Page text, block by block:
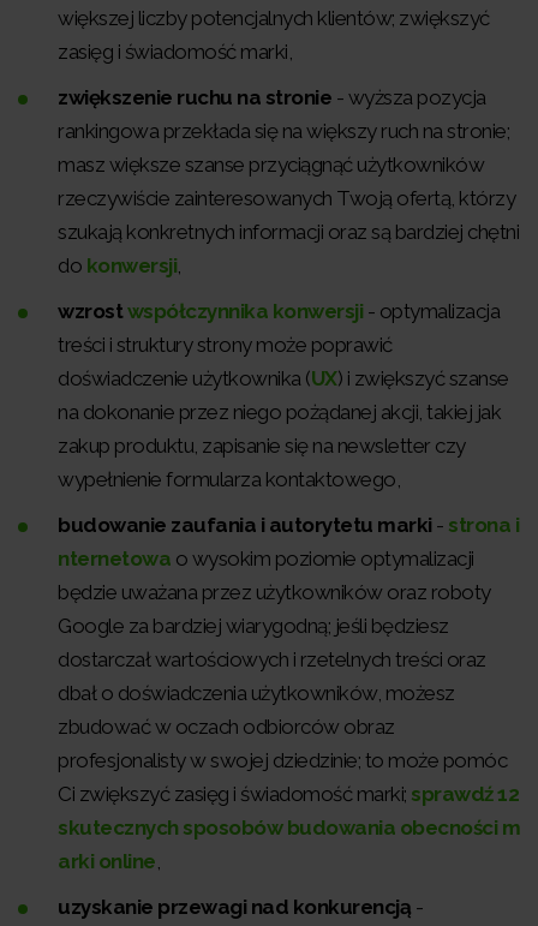
większej liczby potencjalnych klientów; zwiększyć
zasięg i świadomość marki,
zwiększenie ruchu na stronie - wyższa pozycja
rankingowa przekłada się na większy ruch na stronie;
masz większe szanse przyciągnąć użytkowników
rzeczywiście zainteresowanych Twoją ofertą, którzy
szukają konkretnych informacji oraz są bardziej chętni
do konwersji
wzrostwspółczynnika konwersji - optymalizacja
treści i struktury strony może poprawić
doświadczenie użytkownika (UX) i zwiększyć szanse
na dokonanie przez niego pożądanej akcji, takiej jak
zakup produktu, zapisanie się na newsletter czy
wypełnienie formularza kontaktowego,
budowanie zaufania i autorytetu marki - strona i
nternetowa o wysokim poziomie optymalizacji
będzie uważana przez użytkowników oraz roboty
Google za bardziej wiarygodną; jeśli będziesz
dostarczał wartościowych i rzetelnych treści oraz
dbał o doświadczenia użytkowników, możesz
zbudować w oczach odbiorców obraz
profesjonalisty w swojej dziedzinie; to może pomóc
Ci zwiększyć zasięg i świadomość marki; sprawdź 12
skutecznych sposobów budowania obecności m
arki online
uzyskanie przewagi nad konkurencją -